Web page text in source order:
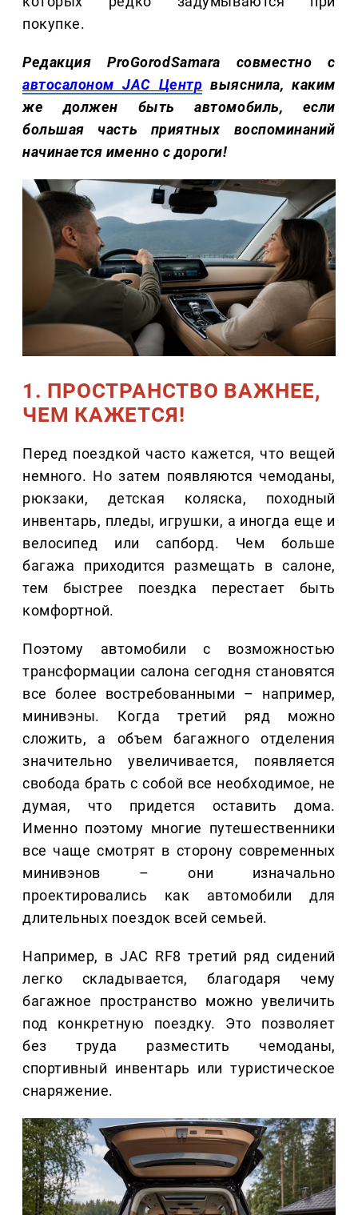
покупке.
Редакция ProGorodSamara совместно с
автосалоном JAC Центр выяснила, каким
же должен быть автомобиль, если
большая часть приятных воспоминаний
начинается именно с дороги!
1. ПРОСТРАНСТВО ВАЖНЕЕ,
ЧЕМ КАЖЕТСЯ!
Перед поездкой часто кажется, что вещей
немного. Но затем появляются чемоданы,
рюкзаки, детская коляска, походный
инвентарь, пледы, игрушки, а иногда еще и
велосипед или сапборд. Чем больше
багажа приходится размещать в салоне,
тем быстрее поездка перестает быть
комфортной.
Поэтому автомобили с возможностью
трансформации салона сегодня становятся
все более востребованными – например,
минивэны. Когда третий ряд можно
сложить, а объем багажного отделения
значительно увеличивается, появляется
свобода брать с собой все необходимое, не
думая, что придется оставить дома.
Именно поэтому многие путешественники
все чаще смотрят в сторону современных
минивэнов – они изначально
проектировались как автомобили для
длительных поездок всей семьей.
Например, в JAC RF8 третий ряд сидений
легко складывается, благодаря чему
багажное пространство можно увеличить
под конкретную поездку. Это позволяет
без труда разместить чемоданы,
спортивный инвентарь или туристическое
снаряжение.